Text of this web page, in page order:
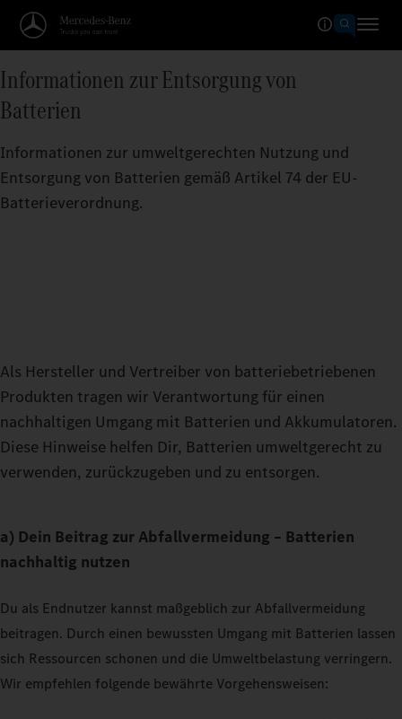
Informationen zur Entsorgung von
Batterien
Informationen zur umweltgerechten Nutzung und
Entsorgung von Batterien gemäß Artikel 74 der EU-
Batterieverordnung.
Als Hersteller und Vertreiber von batteriebetriebenen
Produkten tragen wir Verantwortung für einen
nachhaltigen Umgang mit Batterien und Akkumulatoren.
Diese Hinweise helfen Dir, Batterien umweltgerecht zu
verwenden, zurückzugeben und zu entsorgen.
a) Dein Beitrag zur Abfallvermeidung – Batterien
nachhaltig nutzen
Du als Endnutzer kannst maßgeblich zur Abfallvermeidung
beitragen. Durch einen bewussten Umgang mit Batterien lassen
sich Ressourcen schonen und die Umweltbelastung verringern.
Wir empfehlen folgende bewährte Vorgehensweisen: